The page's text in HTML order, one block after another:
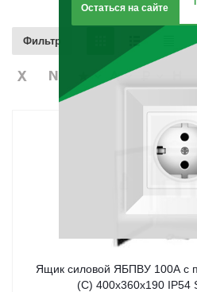
Фильтр
Ящик силовой ЯБПВУ 100А с
Остаться на сайте